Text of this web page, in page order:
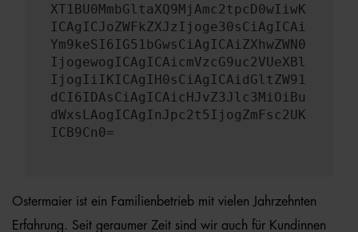
XT1BU0MmbGltaXQ9MjAmc2tpcD0wIiwK
ICAgICJoZWFkZXJzIjoge30sCiAgICAi
Ym9keSI6IG51bGwsCiAgICAiZXhwZWN0
IjogewogICAgICAicmVzcG9uc2VUeXBl
IjogIiIKICAgIH0sCiAgICAidGltZW91
dCI6IDAsCiAgICAicHJvZ3Jlc3MiOiBu
dWxsLAogICAgInJpc2t5IjogZmFsc2UK
ICB9Cn0=
Ostermaier ist ein Familienbetrieb mit vielen Jahrzehnten
Erfahrung. Seit geraumer Zeit sind wir auch für Kundinnen